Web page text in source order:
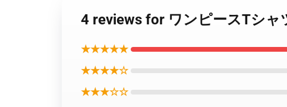
4 reviews for ワンピースTシ
★★★★★
★★★★☆
★★★☆☆